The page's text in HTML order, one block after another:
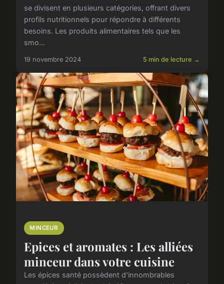
se divisent en plusieurs catégories, offrant divers
profils nutritionnels pour répondre à différents
besoins. Les produits alimentaires tels que les
smo...
19 novembre 2024 5 min de lecture →
MINCEUR
Epices et aromates : Les alliées
minceur dans votre cuisine
Les épices santé possèdent d'innombrables